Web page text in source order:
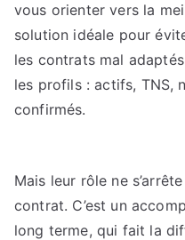
vous orienter vers la
solution idéale pour
les contrats mal
les profils : actifs, TNS,
confirmés.
Mais leur rôle ne
contrat. C’est un
long terme, qui fait la